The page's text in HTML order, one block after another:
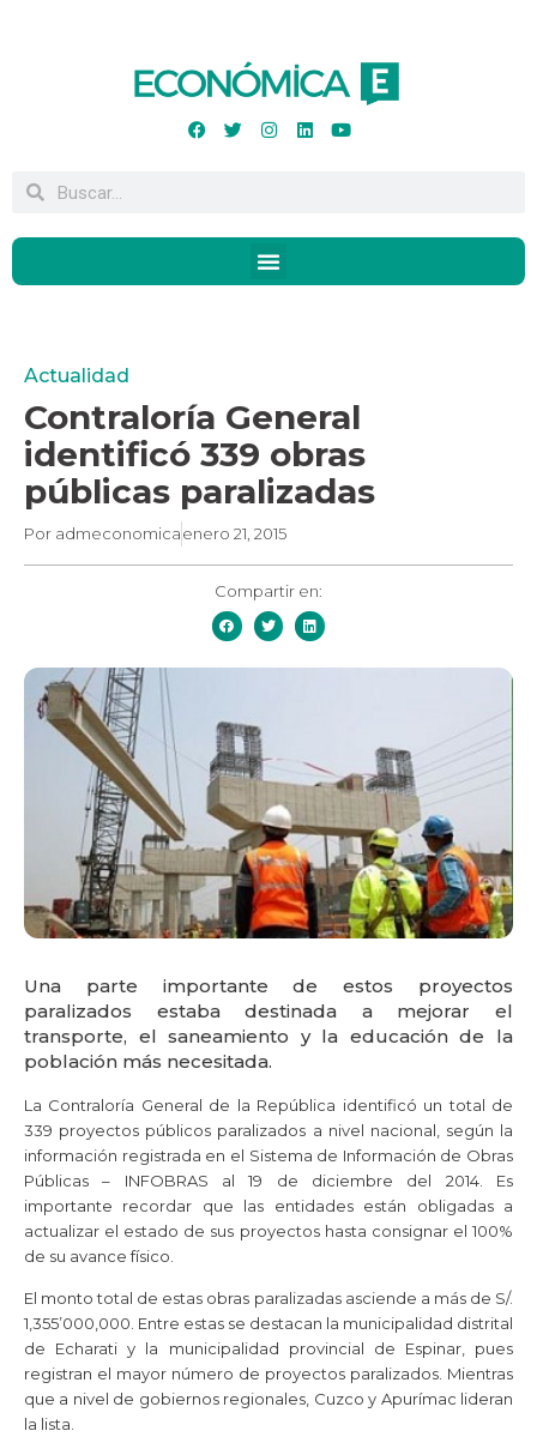
Actualidad
Contraloría General
identificó 339 obras
públicas paralizadas
Por admeconomicaenero 21, 2015
Compartir en:
Una parte importante de estos proyectos
paralizados estaba destinada a mejorar el
transporte, el saneamiento y la educación de la
población más necesitada.
La Contraloría General de la República identificó un total de
339 proyectos públicos paralizados a nivel nacional, según la
información registrada en el Sistema de Información de Obras
Públicas – INFOBRAS al 19 de diciembre del 2014. Es
importante recordar que las entidades están obligadas a
actualizar el estado de sus proyectos hasta consignar el 100%
de su avance físico.
El monto total de estas obras paralizadas asciende a más de S/.
1,355’000,000. Entre estas se destacan la municipalidad distrital
de Echarati y la municipalidad provincial de Espinar, pues
registran el mayor número de proyectos paralizados. Mientras
que a nivel de gobiernos regionales, Cuzco y Apurímac lideran
la lista.